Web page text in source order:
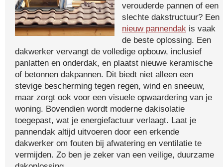
verouderde pannen of een
slechte dakstructuur? Een
nieuw pannendak is vaak
de beste oplossing. Een
dakwerker vervangt de volledige opbouw, inclusief
panlatten en onderdak, en plaatst nieuwe keramische
of betonnen dakpannen. Dit biedt niet alleen een
stevige bescherming tegen regen, wind en sneeuw,
maar zorgt ook voor een visuele opwaardering van je
woning. Bovendien wordt moderne dakisolatie
toegepast, wat je energiefactuur verlaagt. Laat je
pannendak altijd uitvoeren door een erkende
dakwerker om fouten bij afwatering en ventilatie te
vermijden. Zo ben je zeker van een veilige, duurzame